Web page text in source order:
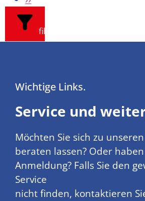
filters
Wichtige Links.
Service und
Möchten Sie sich zu
beraten lassen? Oder
Anmeldung? Falls Sie den
Service
nicht finden, kontaktieren